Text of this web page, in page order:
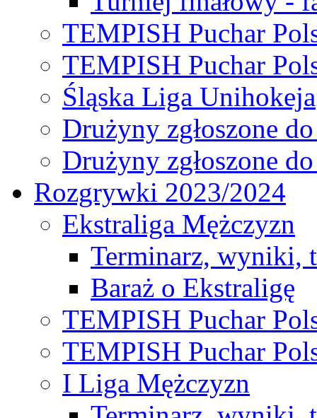
TEMPISH Puchar
TEMPISH Puchar
Śląska Liga Unihokeja
Drużyny zgłoszone
Drużyny zgłoszone
Rozgrywki 2023/2024
Ekstraliga Mężczyzn
Terminarz, wyniki,
Baraż o Ekstraligę
TEMPISH Puchar
TEMPISH Puchar
I Liga Mężczyzn